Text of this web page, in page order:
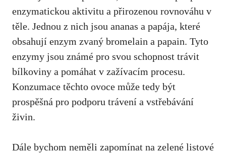
enzymatickou aktivitu a přirozenou rovnováhu v
těle. Jednou z nich jsou ananas a papája, které
obsahují enzym zvaný bromelain a papain. Tyto
enzymy jsou známé pro svou schopnost trávit
bílkoviny a pomáhat v zažívacím procesu.
Konzumace těchto ovoce může tedy být
prospěšná pro podporu trávení a vstřebávání
živin.
Dále bychom neměli zapomínat na zelené listové